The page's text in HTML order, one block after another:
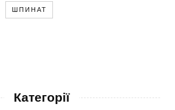
ШПИНАТ
Категорії